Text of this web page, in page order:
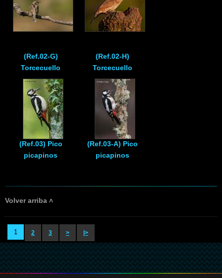
(Ref.02-G)
Torcecuello
(Ref.02-H)
Torcecuello
(Ref.03) Pico
picapinos
(Ref.03-A) Pico
picapinos
Volver arriba ˄
1 2 3 > |>